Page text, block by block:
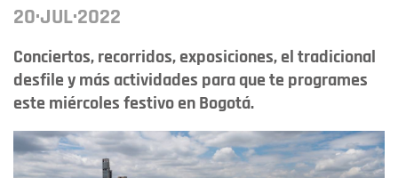
20·JUL·2022
Conciertos, recorridos, exposiciones, el tradicional
desfile y más actividades para que te programes
este miércoles festivo en Bogotá.